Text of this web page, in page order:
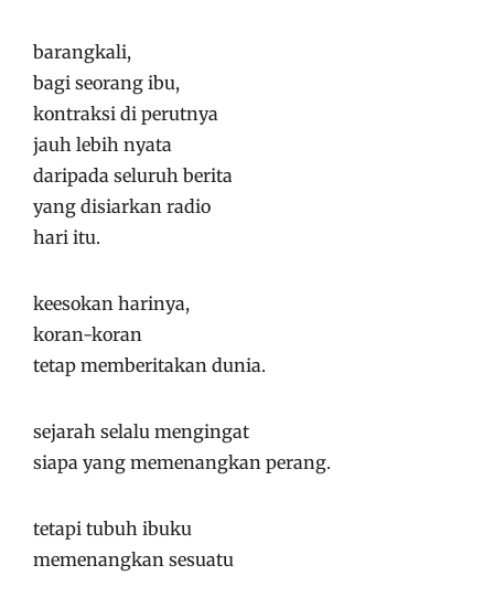
barangkali,
bagi seorang ibu,
kontraksi di perutnya
jauh lebih nyata
daripada seluruh berita
yang disiarkan radio
hari itu.
keesokan harinya,
koran-koran
tetap memberitakan dunia.
sejarah selalu mengingat
siapa yang memenangkan perang.
tetapi tubuh ibuku
memenangkan sesuatu